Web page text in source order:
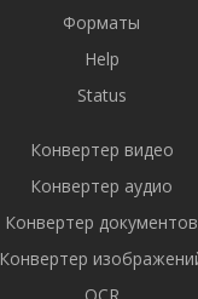
Форматы
Help
Status
Конвертер видео
Конвертер аудио
Конвертер документов
Конвертер